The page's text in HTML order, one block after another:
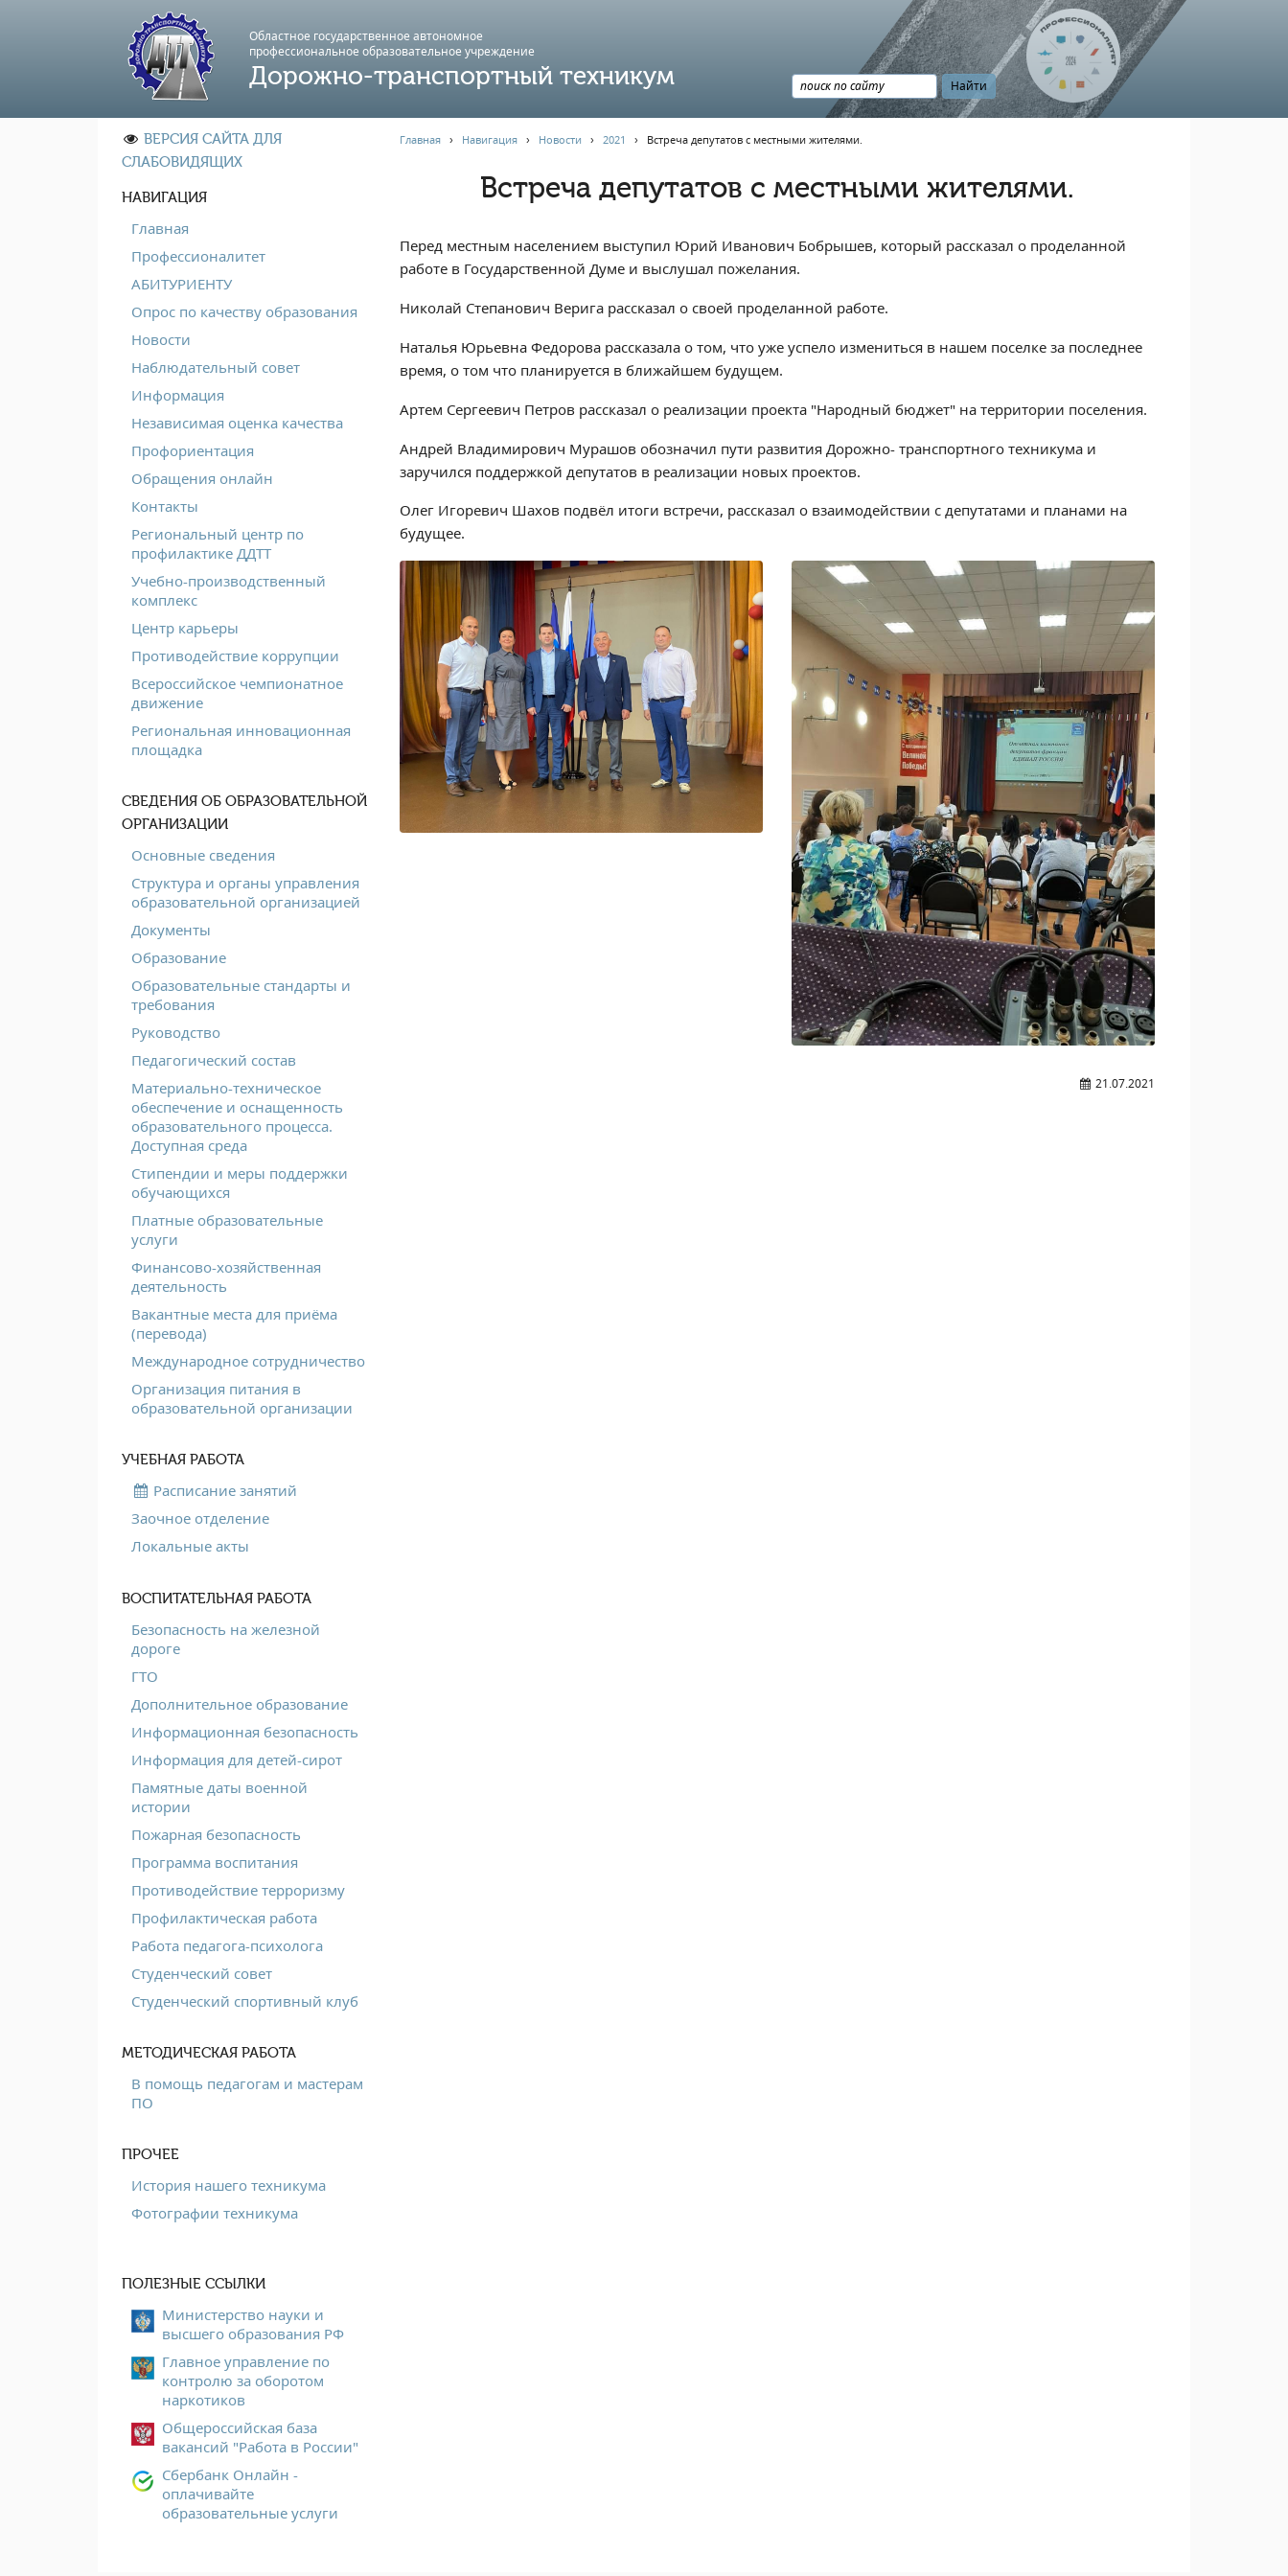
Областное государственное автономное
профессиональноe образовательное учреждение
Дорожно-транспортный техникум
ВЕРСИЯ САЙТА ДЛЯ
СЛАБОВИДЯЩИХ
НАВИГАЦИЯ
Главная
Профессионалитет
АБИТУРИЕНТУ
Опрос по качеству образования
Новости
Наблюдательный совет
Информация
Независимая оценка качества
Профориентация
Обращения онлайн
Контакты
Региональный центр по
профилактике ДДТТ
Учебно-производственный
комплекс
Центр карьеры
Противодействие коррупции
Всероссийское чемпионатное
движение
Региональная инновационная
площадка
СВЕДЕНИЯ ОБ ОБРАЗОВАТЕЛЬНОЙ
ОРГАНИЗАЦИИ
Основные сведения
Структура и органы управления
образовательной организацией
Документы
Образование
Образовательные стандарты и
требования
Руководство
Педагогический состав
Материально-техническое
обеспечение и оснащенность
образовательного процесса.
Доступная среда
Стипендии и меры поддержки
обучающихся
Платные образовательные
услуги
Финансово-хозяйственная
деятельность
Вакантные места для приёма
(перевода)
Международное сотрудничество
Организация питания в
образовательной организации
УЧЕБНАЯ РАБОТА
Расписание занятий
Заочное отделение
Локальные акты
ВОСПИТАТЕЛЬНАЯ РАБОТА
Безопасность на железной
дороге
ГТО
Дополнительное образование
Информационная безопасность
Информация для детей-сирот
Памятные даты военной
истории
Пожарная безопасность
Программа воспитания
Противодействие терроризму
Профилактическая работа
Работа педагога-психолога
Студенческий совет
Студенческий спортивный клуб
МЕТОДИЧЕСКАЯ РАБОТА
В помощь педагогам и мастерам
ПО
ПРОЧЕЕ
История нашего техникума
Фотографии техникума
ПОЛЕЗНЫЕ ССЫЛКИ
Министерство науки и
высшего образования РФ
Главное управление по
контролю за оборотом
наркотиков
Общероссийская база
вакансий "Работа в России"
Сбербанк Онлайн -
оплачивайте
образовательные услуги
Главная› Навигация› Новости › 2021 › Встреча депутатов с местными жителями.
Встреча депутатов с местными жителями.
Перед местным населением выступил Юрий Иванович Бобрышев, который рассказал о проделанной
работе в Государственной Думе и выслушал пожелания.
Николай Степанович Верига рассказал о своей проделанной работе.
Наталья Юрьевна Федорова рассказала о том, что уже успело измениться в нашем поселке за последнее
время, о том что планируется в ближайшем будущем.
Артем Сергеевич Петров рассказал о реализации проекта "Народный бюджет" на территории поселения.
Андрей Владимирович Мурашов обозначил пути развития Дорожно- транспортного техникума и
заручился поддержкой депутатов в реализации новых проектов.
Олег Игоревич Шахов подвёл итоги встречи, рассказал о взаимодействии с депутатами и планами на
будущее.
21.07.2021